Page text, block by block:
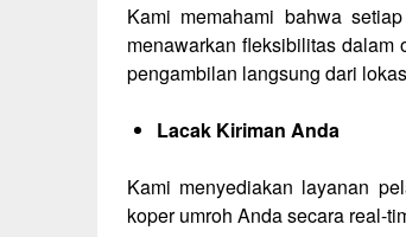
Kami memahami bahwa
menawarkan fleksibilitas dalam
pengambilan langsung dari
Lacak Kiriman Anda
Kami menyediakan layanan
koper umroh Anda secara real-